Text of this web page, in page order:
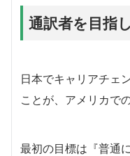
通訳者を目指
日本でキャリアチェ
ことが、アメリカで
最初の目標は『普通